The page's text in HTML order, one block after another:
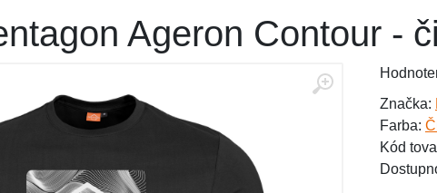
Ageron Contour -
Značka:
Farba:
Kód